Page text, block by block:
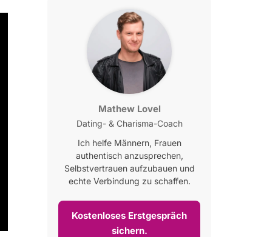
Mathew Lovel
Dating- & Charisma-Coach
Ich helfe Männern, Frauen
authentisch anzusprechen,
Selbstvertrauen aufzubauen und
echte Verbindung zu schaffen.
Kostenloses Erstgespräch
sichern.